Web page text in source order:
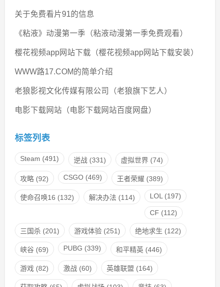
关于免费看片91的信息
《粘液》动漫第一季（粘液动漫第一季免费观看）
樱花视频app网站下载（樱花视频app网站下载安装）
WWW路17.COM的简单介绍
老狼影视文化传媒有限公司（老狼旗下艺人）
电影下载网站（电影下载网站百度网盘）
标签列表
Steam (491) 逆战(331) 虚拟世界(74)
攻略(92) CSGO(469) 王者荣耀 (389)
使命召唤16 (132) 解决办法 (114) LOL (197)
CF (112)
三国杀(201) 游戏体验(251) 绝地求生 (122)
峡谷(69) PUBG (339) 和平精英(446)
游戏 (82) 激战(60) 英雄联盟 (164)